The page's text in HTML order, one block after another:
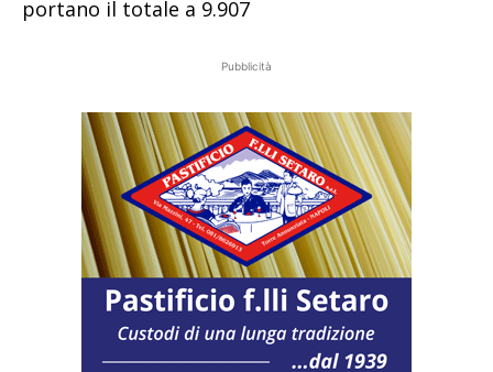
portano il totale a 9.907
Pubblicità